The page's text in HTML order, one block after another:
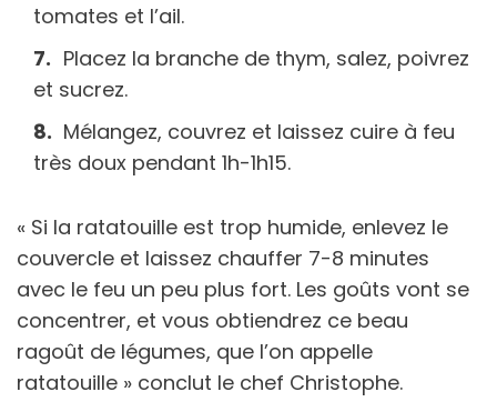
tomates et l’ail.
Placez la branche de thym, salez, poivrez
et sucrez.
Mélangez, couvrez et laissez cuire à feu
très doux pendant 1h-1h15.
« Si la ratatouille est trop humide, enlevez le
couvercle et laissez chauffer 7-8 minutes
avec le feu un peu plus fort. Les goûts vont se
concentrer, et vous obtiendrez ce beau
ragoût de légumes, que l’on appelle
ratatouille » conclut le chef Christophe.